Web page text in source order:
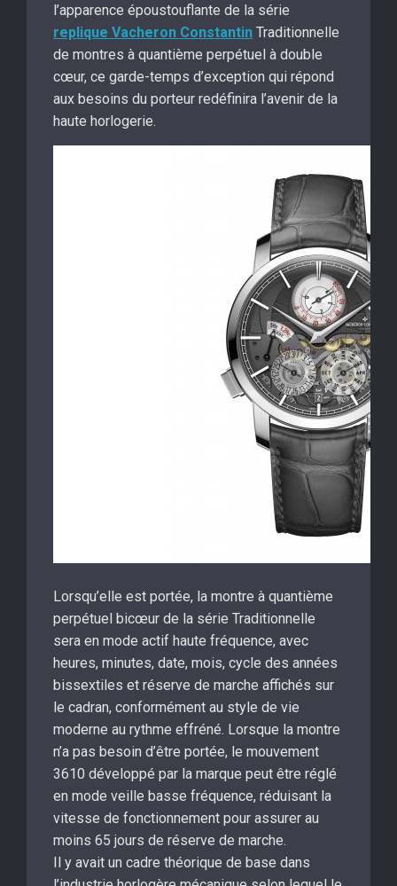
l’apparence époustouflante de la série
replique Vacheron Constantin Traditionnelle
de montres à quantième perpétuel à double
cœur, ce garde-temps d’exception qui répond
aux besoins du porteur redéfinira l’avenir de la
haute horlogerie.
Lorsqu’elle est portée, la montre à quantième
perpétuel bicœur de la série Traditionnelle
sera en mode actif haute fréquence, avec
heures, minutes, date, mois, cycle des années
bissextiles et réserve de marche affichés sur
le cadran, conformément au style de vie
moderne au rythme effréné. Lorsque la montre
n’a pas besoin d’être portée, le mouvement
3610 développé par la marque peut être réglé
en mode veille basse fréquence, réduisant la
vitesse de fonctionnement pour assurer au
moins 65 jours de réserve de marche.
Il y avait un cadre théorique de base dans